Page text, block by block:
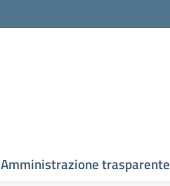
Amministrazione trasparente